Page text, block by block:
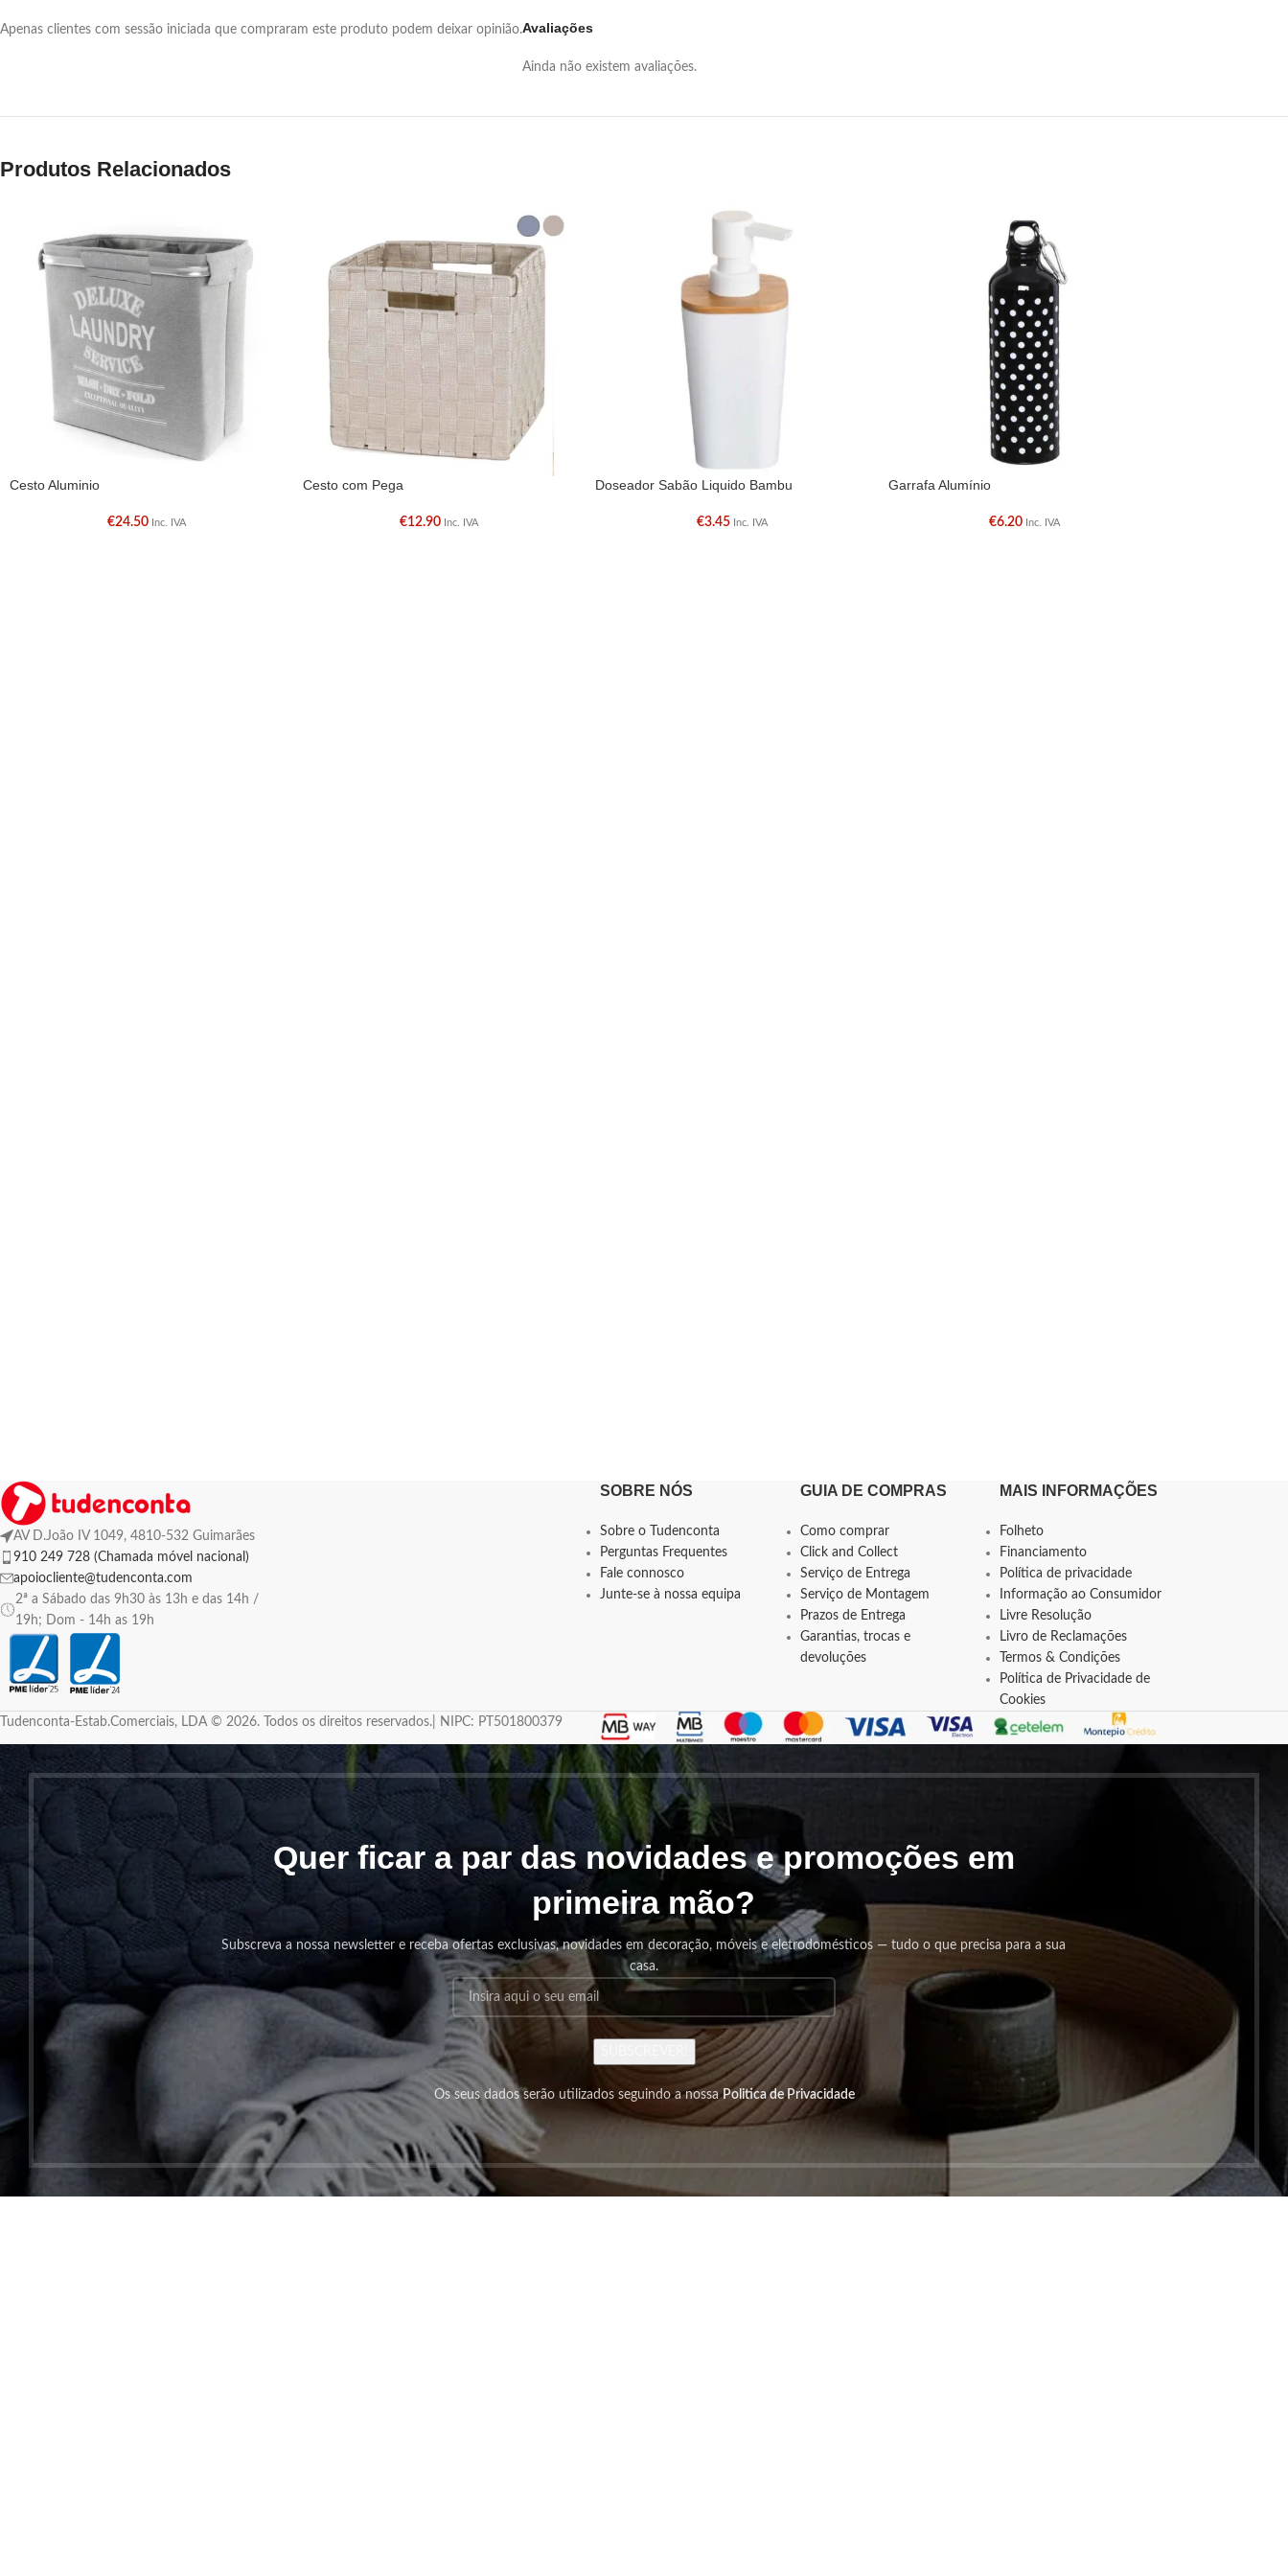
Avaliações
Ainda não existem avaliações.
Apenas clientes com sessão iniciada que compraram este produto podem deixar opinião.
Produtos Relacionados
Cesto Aluminio
€24.50 Inc. IVA
Cesto com Pega
€12.90 Inc. IVA
Doseador Sabão Liquido Bambu
€3.45 Inc. IVA
Garrafa Alumínio
€6.20 Inc. IVA
AV D.João IV 1049, 4810-532 Guimarães
910 249 728 (Chamada móvel nacional)
apoiocliente@tudenconta.com
2ª a Sábado das 9h30 às 13h e das 14h /
19h; Dom - 14h as 19h
SOBRE NÓS
Sobre o Tudenconta
Perguntas Frequentes
Fale connosco
Junte-se à nossa equipa
GUIA DE COMPRAS
Como comprar
Click and Collect
Serviço de Entrega
Serviço de Montagem
Prazos de Entrega
Garantias, trocas e
devoluções
MAIS INFORMAÇÕES
Folheto
Financiamento
Política de privacidade
Informação ao Consumidor
Livre Resolução
Livro de Reclamações
Termos & Condições
Política de Privacidade de
Cookies
Tudenconta-Estab.Comerciais, LDA © 2026. Todos os direitos reservados.| NIPC: PT501800379
Quer ficar a par das novidades e promoções em
primeira mão?
Subscreva a nossa newsletter e receba ofertas exclusivas, novidades em decoração, móveis e eletrodomésticos — tudo o que precisa para a sua
casa.
Os seus dados serão utilizados seguindo a nossaPolitica de Privacidade